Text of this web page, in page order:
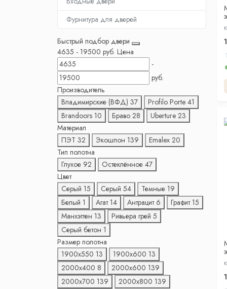
Фурнитура для дверей
Быстрый подбор двери
4635 - 19500 руб. Цена
-
руб.
Производитель
Владимирские (ВФД) 37 Profilo Porte 41
Brandoors 10 Браво 28 Uberture 23
Материал
ПЭТ 32 Экошпон 139 Emalex 20
Тип полотна
Глухое 92 Остеклённое 47
Цвет
Серый 15 Серый 54 Темные 19
Белый 1 Агат 14 Антрацит 6 Графит 15
Манхэттен 13 Ривьера грей 5
Серый бетон 1
Размер полотна
1900х550 13 1900х600 13
2000х400 8 2000х600 139
2000х700 139 2000х800 139